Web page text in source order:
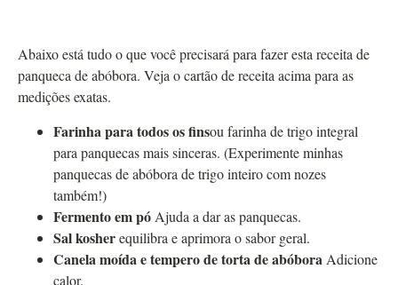
Abaixo está tudo o que você precisará para fazer esta receita de
panqueca de abóbora. Veja o cartão de receita acima para as
medições exatas.
Farinha para todos os finsou farinha de trigo integral
para panquecas mais sinceras. (Experimente minhas
panquecas de abóbora de trigo inteiro com nozes
também!)
Fermento em pó Ajuda a dar as panquecas.
Sal kosherequilibra e aprimora o sabor geral.
Canela moída e tempero de torta de abóbora Adicione
calor.